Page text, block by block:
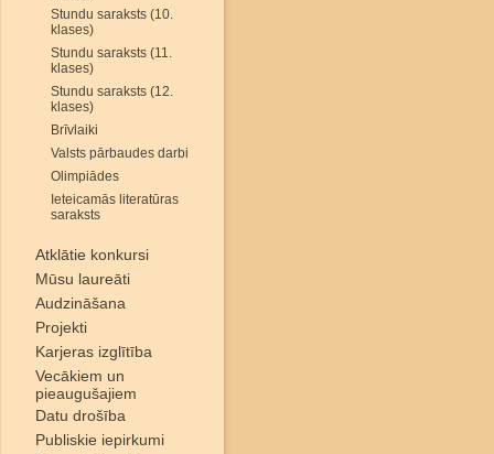
Stundu saraksts (10.
klases)
Stundu saraksts (11.
klases)
Stundu saraksts (12.
klases)
Brīvlaiki
Valsts pārbaudes darbi
Olimpiādes
Ieteicamās literatūras
saraksts
Atklātie konkursi
Mūsu laureāti
Audzināšana
Projekti
Karjeras izglītība
Vecākiem un
pieaugušajiem
Datu drošība
Publiskie iepirkumi